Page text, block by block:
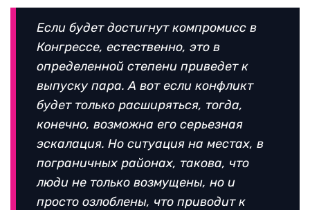
Если будет достигнут компромисс в
Конгрессе, естественно, это в
определенной степени приведет к
выпуску пара. А вот если конфликт
будет только расширяться, тогда,
конечно, возможна его серьезная
эскалация. Но ситуация на местах, в
пограничных районах, такова, что
люди не только возмущены, но и
просто озлоблены, что приводит к